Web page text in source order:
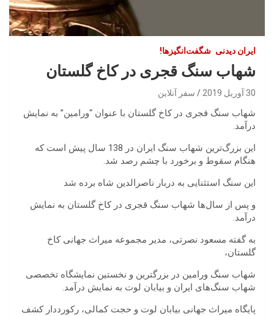
ایران‌ دیدنی شگفت‌انگیزها!
شهاب سنگ قجری در کاخ گلستان
30 آوریل 2019 سفر آنلاین
شهاب سنگ قجری در کاخ گلستان با عنوان “ورامین” به نمایش
درآمد.
این بزرگ‌ترین شهاب سنگ ایران در 138 سال پیش است که
هنگام سقوط و برخورد با چشم رصد شد.
این سنگ استثنایی به دربار ناصرالدین شاه برده شد
و پس از سال‌ها شهاب سنگ قجری در کاخ گلستان به نمایش
درآمد.
به گفته مسعود نصرتی، مدیر مجموعه میراث جهانی کاخ
گلستان،
شهاب سنگ ورامین در بزرگترین و نخستین نمایشگاه تخصصی
شهاب سنگ‌های ایران و بیابان لوت به نمایش درآمد.
پایگاه میراث جهانی بیابان لوت و حجت کمالی، رکورد‌دار کشف